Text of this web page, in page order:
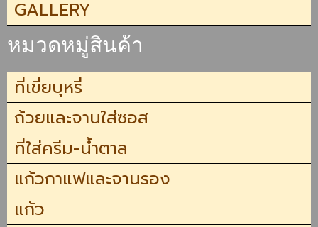
GALLERY
หมวดหมู่สินค้า
ที่เขี่ยบุหรี่
ถ้วยและจานใส่ซอส
ที่ใส่ครีม-น้ำตาล
แก้วกาแฟและจานรอง
แก้ว